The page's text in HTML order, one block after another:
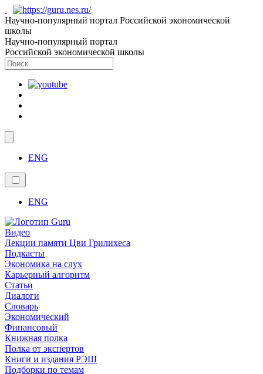
Научно-популярный портал Российской экономической
школы
Научно-популярный портал
Российской экономической школы
ENG
ENG
Видео
Лекции памяти Цви Грилихеса
Подкасты
Экономика на слух
Карьерный алгоритм
Статьи
Диалоги
Словарь
Экономический
Финансовый
Книжная полка
Полка от экспертов
Книги и издания РЭШ
Подборки по темам